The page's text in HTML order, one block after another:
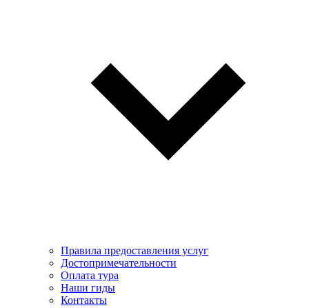
Правила предоставления услуг
Достопримечательности
Оплата тура
Наши гиды
Контакты